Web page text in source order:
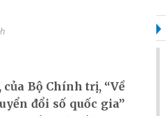
của Bộ Chính trị, “Về
đổi số quốc gia”